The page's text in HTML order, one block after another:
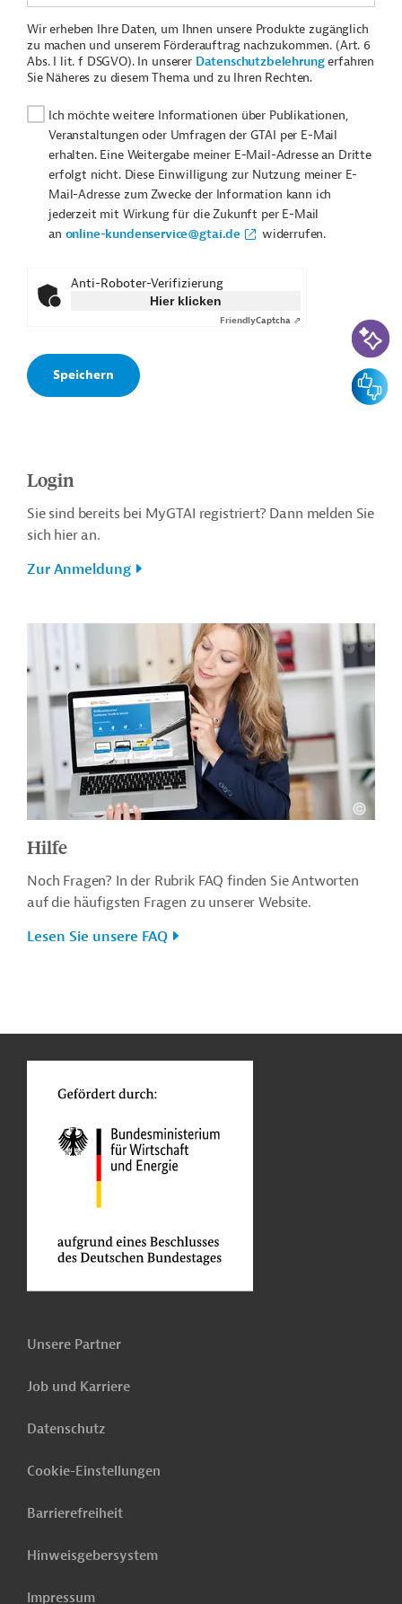
Wir erheben Ihre Daten, um Ihnen unsere Produkte zugänglich
zu machen und unserem Förderauftrag nachzukommen. (Art. 6
Abs. I lit. f DSGVO). In unserer Datenschutzbelehrungerfahren
Sie Näheres zu diesem Thema und zu Ihren Rechten.
Ich möchte weitere Informationen über Publikationen,
Veranstaltungen oder Umfragen der GTAI per E-Mail
erhalten. Eine Weitergabe meiner E-Mail-Adresse an Dritte
erfolgt nicht. Diese Einwilligung zur Nutzung meiner E-
Mail-Adresse zum Zwecke der Information kann ich
jederzeit mit Wirkung für die Zukunft per E-Mail
an online-kundenservice@gtai.de widerrufen.
Anti-Roboter-Verifizierung
Hier klicken
FriendlyCaptcha ⇗
Login
Sie sind bereits bei MyGTAI registriert? Dann melden Sie
sich hier an.
Zur Anmeldung
Hilfe
Noch Fragen? In der Rubrik FAQ finden Sie Antworten
auf die häufigsten Fragen zu unserer Website.
Lesen Sie unsere FAQ
Unsere Partner
Job und Karriere
Datenschutz
Cookie-Einstellungen
Barrierefreiheit
Hinweisgebersystem
Impressum
KI-